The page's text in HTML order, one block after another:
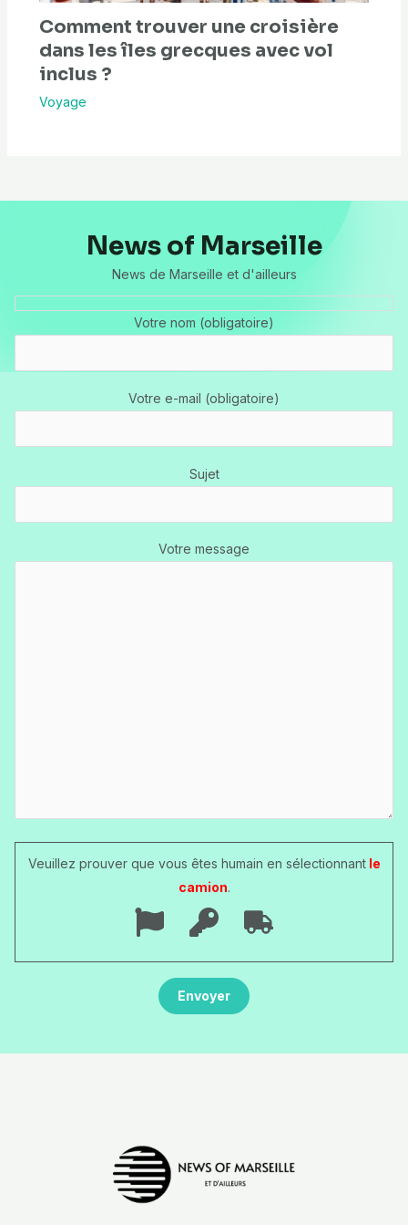
Comment trouver une croisière
dans les îles grecques avec vol
inclus ?
Voyage
News of Marseille
News de Marseille et d'ailleurs
Votre nom (obligatoire)
Votre e-mail (obligatoire)
Sujet
Votre message
Veuillez prouver que vous êtes humain en sélectionnantle
camion.